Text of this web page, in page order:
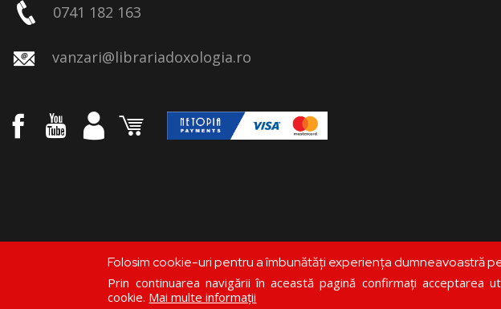
0741 182 163
vanzari@librariadoxologia.ro
©
Folosim cookie-uri pentru a îmbunătăți experiența dumneavoastră
Prin continuarea navigării în această pagină confirmați acceptarea
cookie. Mai multe informații